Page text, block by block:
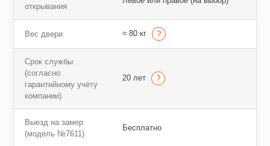
открывания
Вес двери ≈ 80 кг
Срок службы
(согласно
гарантийному учёту
компании)
20 лет
Выезд на замер
(модель №7611)
Бесплатно